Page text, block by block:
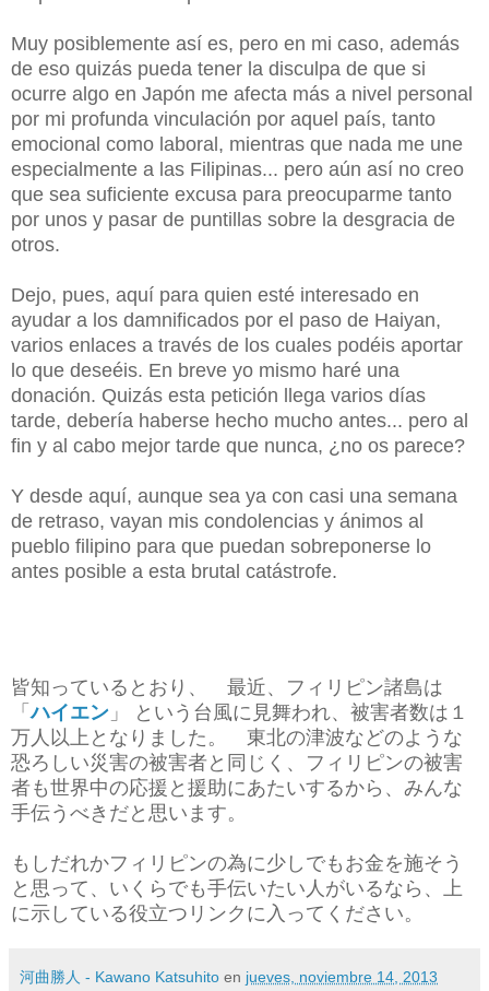
Muy posiblemente así es, pero en mi caso, además
de eso quizás pueda tener la disculpa de que si
ocurre algo en Japón me afecta más a nivel personal
por mi profunda vinculación por aquel país, tanto
emocional como laboral, mientras que nada me une
especialmente a las Filipinas... pero aún así no creo
que sea suficiente excusa para preocuparme tanto
por unos y pasar de puntillas sobre la desgracia de
otros.
Dejo, pues, aquí para quien esté interesado en
ayudar a los damnificados por el paso de Haiyan,
varios enlaces a través de los cuales podéis aportar
lo que deseéis. En breve yo mismo haré una
donación. Quizás esta petición llega varios días
tarde, debería haberse hecho mucho antes... pero al
fin y al cabo mejor tarde que nunca, ¿no os parece?
Y desde aquí, aunque sea ya con casi una semana
de retraso, vayan mis condolencias y ánimos al
pueblo filipino para que puedan sobreponerse lo
antes posible a esta brutal catástrofe.
皆知っているとおり、 最近、フィリピン諸島は
「ハイエン 」 という台風に見舞われ、被害者数は１
万人以上となりました。 東北の津波などのような
恐ろしい災害の被害者と同じく、フィリピンの被害
者も世界中の応援と援助にあたいするから、みんな
手伝うべきだと思います。
もしだれかフィリピンの為に少しでもお金を施そう
と思って、いくらでも手伝いたい人がいるなら、上
に示している役立つリンクに入ってください。
河曲勝人 - Kawano Katsuhito en jueves, noviembre 14, 2013